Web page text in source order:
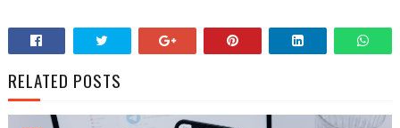
RELATED POSTS